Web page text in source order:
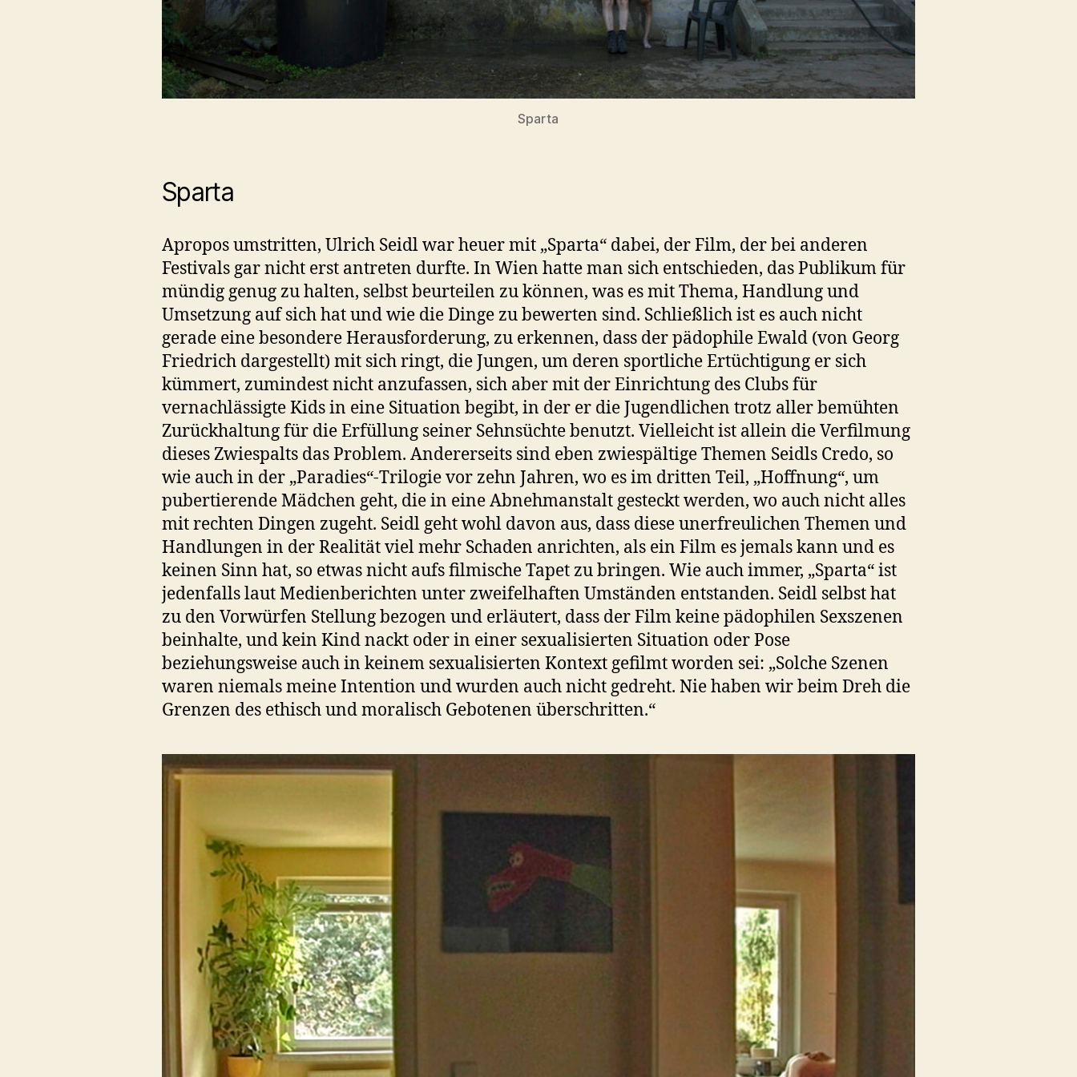
Sparta
Sparta
Apropos umstritten, Ulrich Seidl war heuer mit „Sparta“ dabei, der Film, der bei anderen
Festivals gar nicht erst antreten durfte. In Wien hatte man sich entschieden, das Publikum für
mündig genug zu halten, selbst beurteilen zu können, was es mit Thema, Handlung und
Umsetzung auf sich hat und wie die Dinge zu bewerten sind. Schließlich ist es auch nicht
gerade eine besondere Herausforderung, zu erkennen, dass der pädophile Ewald (von Georg
Friedrich dargestellt) mit sich ringt, die Jungen, um deren sportliche Ertüchtigung er sich
kümmert, zumindest nicht anzufassen, sich aber mit der Einrichtung des Clubs für
vernachlässigte Kids in eine Situation begibt, in der er die Jugendlichen trotz aller bemühten
Zurückhaltung für die Erfüllung seiner Sehnsüchte benutzt. Vielleicht ist allein die Verfilmung
dieses Zwiespalts das Problem. Andererseits sind eben zwiespältige Themen Seidls Credo, so
wie auch in der „Paradies“-Trilogie vor zehn Jahren, wo es im dritten Teil, „Hoffnung“, um
pubertierende Mädchen geht, die in eine Abnehmanstalt gesteckt werden, wo auch nicht alles
mit rechten Dingen zugeht. Seidl geht wohl davon aus, dass diese unerfreulichen Themen und
Handlungen in der Realität viel mehr Schaden anrichten, als ein Film es jemals kann und es
keinen Sinn hat, so etwas nicht aufs filmische Tapet zu bringen. Wie auch immer, „Sparta“ ist
jedenfalls laut Medienberichten unter zweifelhaften Umständen entstanden. Seidl selbst hat
zu den Vorwürfen Stellung bezogen und erläutert, dass der Film keine pädophilen Sexszenen
beinhalte, und kein Kind nackt oder in einer sexualisierten Situation oder Pose
beziehungsweise auch in keinem sexualisierten Kontext gefilmt worden sei: „Solche Szenen
waren niemals meine Intention und wurden auch nicht gedreht. Nie haben wir beim Dreh die
Grenzen des ethisch und moralisch Gebotenen überschritten.“